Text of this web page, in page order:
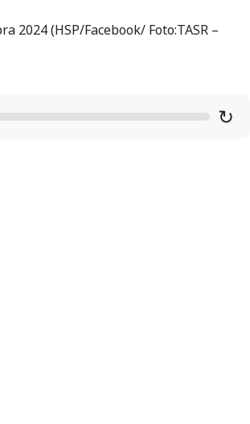
2024 (HSP/Facebook/ Foto:TASR –
↻